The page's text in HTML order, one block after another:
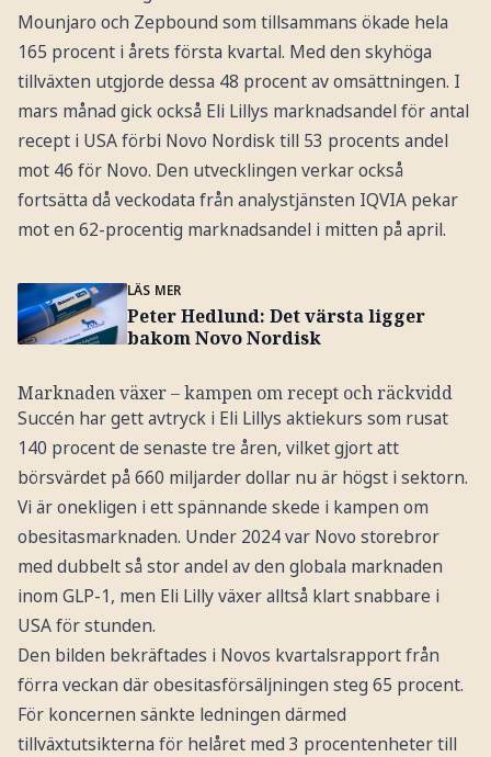
Mounjaro och Zepbound som tillsammans ökade hela
165 procent i årets första kvartal. Med den skyhöga
tillväxten utgjorde dessa 48 procent av omsättningen. I
mars månad gick också Eli Lillys marknadsandel för antal
recept i USA förbi Novo Nordisk till 53 procents andel
mot 46 för Novo. Den utvecklingen verkar också
fortsätta då veckodata från analystjänsten IQVIA pekar
mot en 62-procentig marknadsandel i mitten på april.
LÄS MER
Peter Hedlund: Det värsta ligger
bakom Novo Nordisk
Marknaden växer – kampen om recept och räckvidd
Succén har gett avtryck i Eli Lillys aktiekurs som rusat
140 procent de senaste tre åren, vilket gjort att
börsvärdet på 660 miljarder dollar nu är högst i sektorn.
Vi är onekligen i ett spännande skede i kampen om
obesitasmarknaden. Under 2024 var Novo storebror
med dubbelt så stor andel av den globala marknaden
inom GLP-1, men Eli Lilly växer alltså klart snabbare i
USA för stunden.
Den bilden bekräftades i Novos kvartalsrapport från
förra veckan där obesitasförsäljningen steg 65 procent.
För koncernen sänkte ledningen därmed
tillväxtutsikterna för helåret med 3 procentenheter till